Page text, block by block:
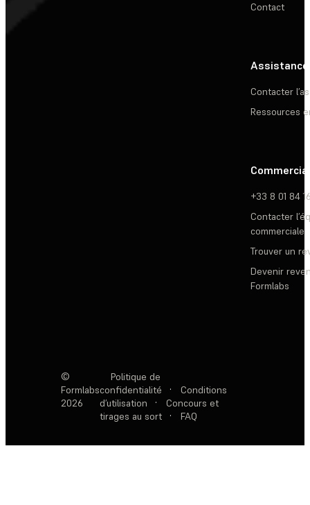
Contact
Assistance
Contacter
Ressources
Commercial
+33 8 01 84
Contacter
commerciale
Trouver un
Devenir
Formlabs
©
Formlabs
2026
Politique de
confidentialité
·
Conditions
d’utilisation
·
Concours et
tirages au sort
· FAQ